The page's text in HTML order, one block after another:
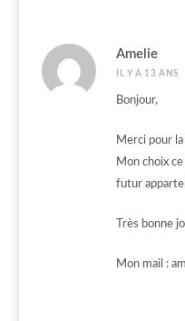
Amelie
IL Y A 13 ANS
Bonjour,
Merci pour
Mon choix
futur
Très bonne
Mon mail :